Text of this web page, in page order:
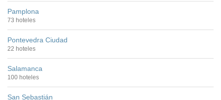
Pamplona
73 hoteles
Pontevedra Ciudad
22 hoteles
Salamanca
100 hoteles
San Sebastián